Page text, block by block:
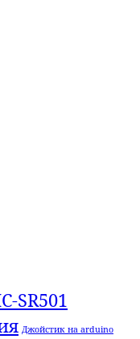
SR501
Джойстик на arduino